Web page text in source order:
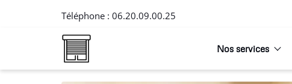
Téléphone : 06.20.09.00.25
Nos services